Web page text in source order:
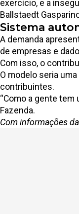
exercício, e a
Ballstaedt
Sistema
A demanda
de empresas e
Com isso, o
O modelo seria
contribuintes.
“Como a gente
Fazenda.
Com informações